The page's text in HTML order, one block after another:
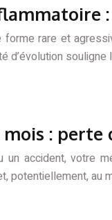
rare et
souligne
: perte
un accident, votre
potentiellement, au